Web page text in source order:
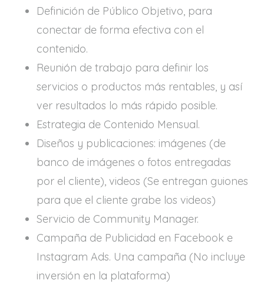
Definición de Público Objetivo, para
conectar de forma efectiva con el
contenido.
Reunión de trabajo para definir los
servicios o productos más rentables, y así
ver resultados lo más rápido posible.
Estrategia de Contenido Mensual.
Diseños y publicaciones: imágenes (de
banco de imágenes o fotos entregadas
por el cliente), videos (Se entregan guiones
para que el cliente grabe los videos)
Servicio de Community Manager.
Campaña de Publicidad en Facebook e
Instagram Ads. Una campaña (No incluye
inversión en la plataforma)